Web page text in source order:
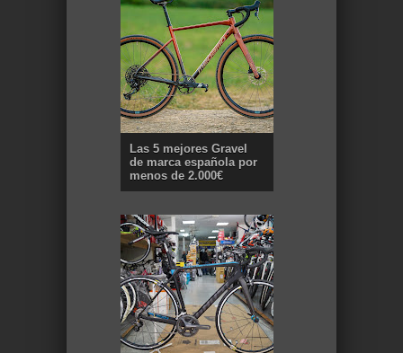
Las 5 mejores Gravel
de marca española por
menos de 2.000€